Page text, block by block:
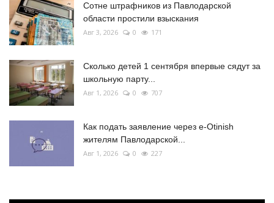
Сотне штрафников из Павлодарской
области простили взыскания
Авг 3, 2026 0 171
Сколько детей 1 сентября впервые сядут за
школьную парту...
Авг 1, 2026 0 707
Как подать заявление через e-Otinish
жителям Павлодарской...
Авг 1, 2026 0 227